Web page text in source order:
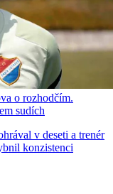
o rozhodčím.
sudích
v deseti a trenér
konzistenci